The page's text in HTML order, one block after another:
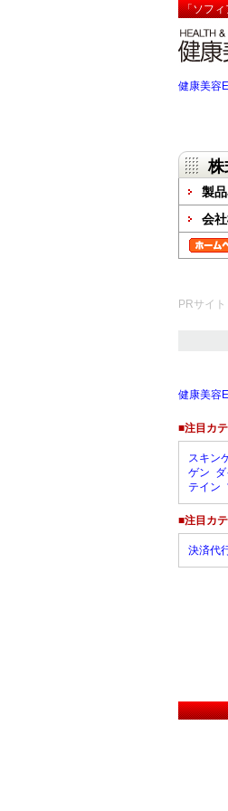
「ソフ
健康美容
株
製
会
PRサイト
健康美容
■注目カ
スキン
ゲン
テイン
■注目カ
決済代